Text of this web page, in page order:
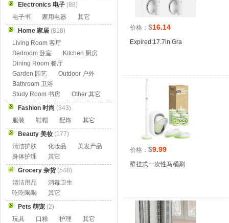
价格： $16.14
Expired:17.7in Gra
价格： $9.99
壁挂式一次性马桶刷
Electronics 电子 (88)
电子书
家用电器
其它
Home 家居 (818)
Living Room 客厅
Bedroom 卧室
Kitchen 厨房
Dining Room 餐厅
Garden 园艺
Outdoor 户外
Bathroom 卫浴
Study Room 书房
Other 其它
Fashion 时尚 (343)
服装
鞋帽 配饰
其它
Beauty 美妆 (177)
清洁护肤
化妆品
美发产品
身体护理
其它
Grocery 杂货(548)
清洁用品
消毒卫生
吃吃喝喝
其它
Pets 萌宠 (2)
玩具
口粮 护理
其它